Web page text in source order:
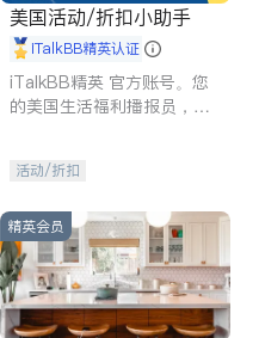
美国活动/折扣小助手
iTalkBB精英认证
iTalkBB精英 官方账号。您
的美国生活福利播报员，精
专属福利。
活动/折扣
精英会员